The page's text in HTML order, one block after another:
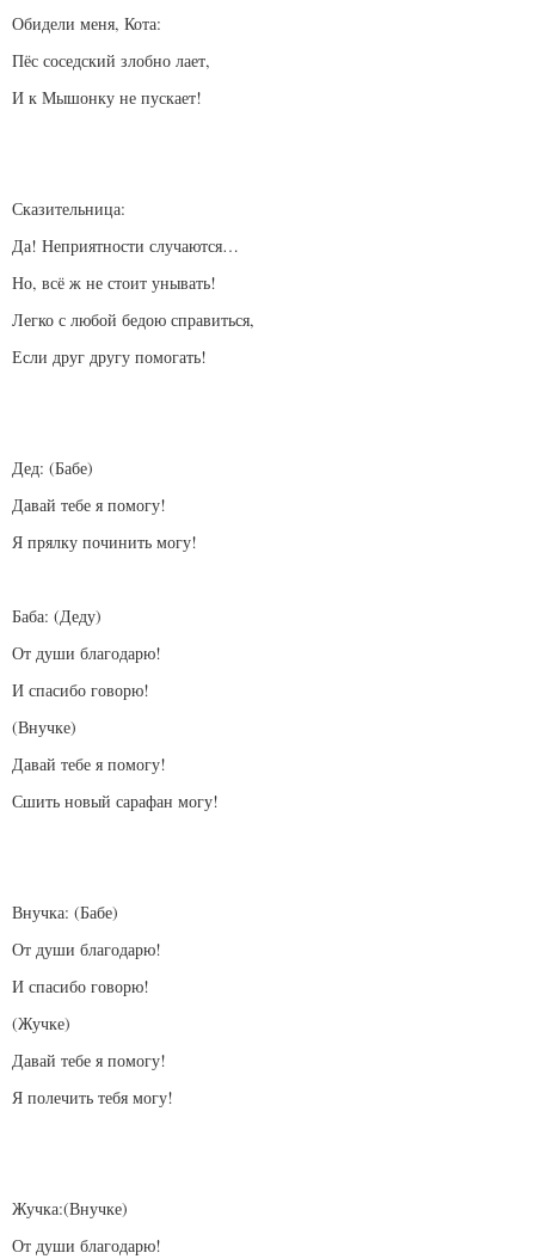
Обидели меня, Кота:
Пёс соседский злобно лает,
И к Мышонку не пускает!
Сказительница:
Да! Неприятности случаются…
Но, всё ж не стоит унывать!
Легко с любой бедою справиться,
Если друг другу помогать!
Дед: (Бабе)
Давай тебе я помогу!
Я прялку починить могу!
Баба: (Деду)
От души благодарю!
И спасибо говорю!
(Внучке)
Давай тебе я помогу!
Сшить новый сарафан могу!
Внучка: (Бабе)
От души благодарю!
И спасибо говорю!
(Жучке)
Давай тебе я помогу!
Я полечить тебя могу!
Жучка:(Внучке)
От души благодарю!